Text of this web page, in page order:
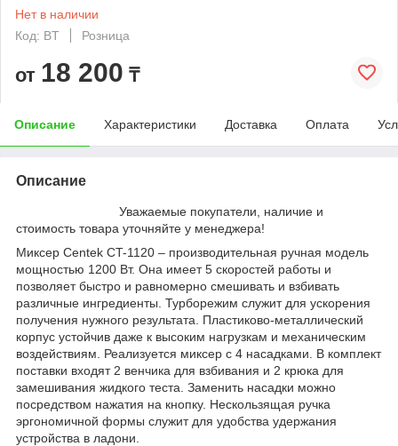
Нет в наличии
Код: BT
Розница
от 18 200 ₸
Описание Характеристики Доставка Оплата
Описание
Уважаемые покупатели, наличие и
стоимость товара уточняйте у менеджера!
Миксер Centek CT-1120 – производительная ручная модель
мощностью 1200 Вт. Она имеет 5 скоростей работы и
позволяет быстро и равномерно смешивать и взбивать
различные ингредиенты. Турборежим служит для ускорения
получения нужного результата. Пластиково-металлический
корпус устойчив даже к высоким нагрузкам и механическим
воздействиям. Реализуется миксер с 4 насадками. В комплект
поставки входят 2 венчика для взбивания и 2 крюка для
замешивания жидкого теста. Заменить насадки можно
посредством нажатия на кнопку. Нескользящая ручка
эргономичной формы служит для удобства удержания
устройства в ладони.